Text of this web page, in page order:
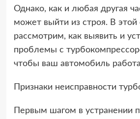
Однако, как и любая другая
может выйти из строя. В этой
рассмотрим, как выявить и
проблемы с
чтобы ваш автомобиль
Признаки неисправности
Первым шагом в устранении